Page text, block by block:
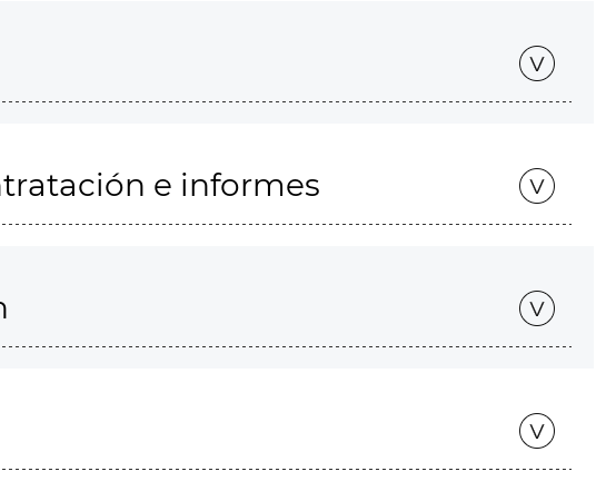
e informes